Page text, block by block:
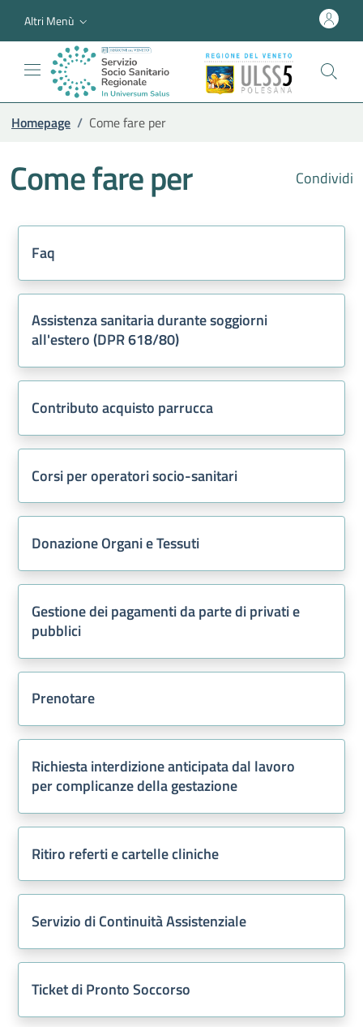
Altri Menù
Homepage / Come fare per
Condividi
Come fare per
Faq
Assistenza sanitaria durante soggiorni
all'estero (DPR 618/80)
Contributo acquisto parrucca
Corsi per operatori socio-sanitari
Donazione Organi e Tessuti
Gestione dei pagamenti da parte di privati e
pubblici
Prenotare
Richiesta interdizione anticipata dal lavoro
per complicanze della gestazione
Ritiro referti e cartelle cliniche
Servizio di Continuità Assistenziale
Ticket di Pronto Soccorso